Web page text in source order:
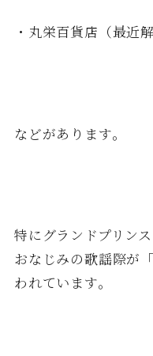
・丸栄百貨店（最近
などがあります。
特にグランドプリン
おなじみの歌謡際が
われています。